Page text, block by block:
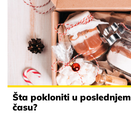
Šta pokloniti u poslednjem
času?